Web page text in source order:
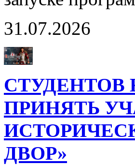
31.07.2026
ПРИНЯТЬ
ДВОР»